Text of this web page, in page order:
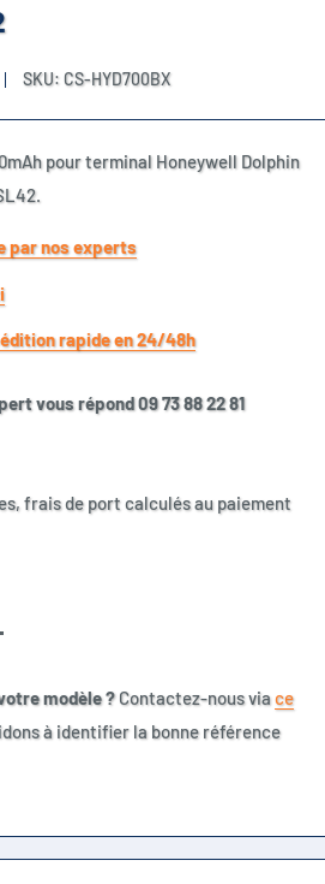
SKU: CS-HYD700BX
pour terminal Honeywell Dolphin
par nos experts
rapide en 24/48h
vous répond 09 73 88 22 81
frais de port calculés au paiement
modèle ?Contactez-nous viace
à identifier la bonne référence